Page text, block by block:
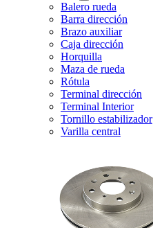
Balero rueda
Barra dirección
Brazo auxiliar
Caja dirección
Horquilla
Maza de rueda
Rótula
Terminal dirección
Terminal Interior
Tornillo estabilizador
Varilla central